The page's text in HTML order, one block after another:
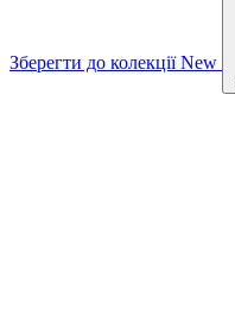
Зберегти до колекції New